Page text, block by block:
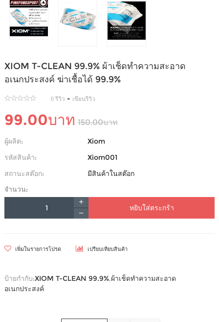
XIOM T-CLEAN 99.9% ผ้าเช็ดทำความสะอาด
อเนกประสงค์ ฆ่าเชื้อได้ 99.9%
0 รีวิว - เขียนรีวิว
99.00บาท 150.00บาท
ผู้ผลิต:
Xiom
รหัสสินค้า:
Xiom001
สถานะสต๊อก:
มีสินค้าในสต๊อก
จำนวน:
หยิบใส่ตระกร้า
เพิ่มในรายการโปรด เปรียบเทียบสินค้า
ป้ายกำกับ:XIOM T-CLEAN 99.9%,ผ้าเช็ดทำความสะอาด
อเนกประสงค์